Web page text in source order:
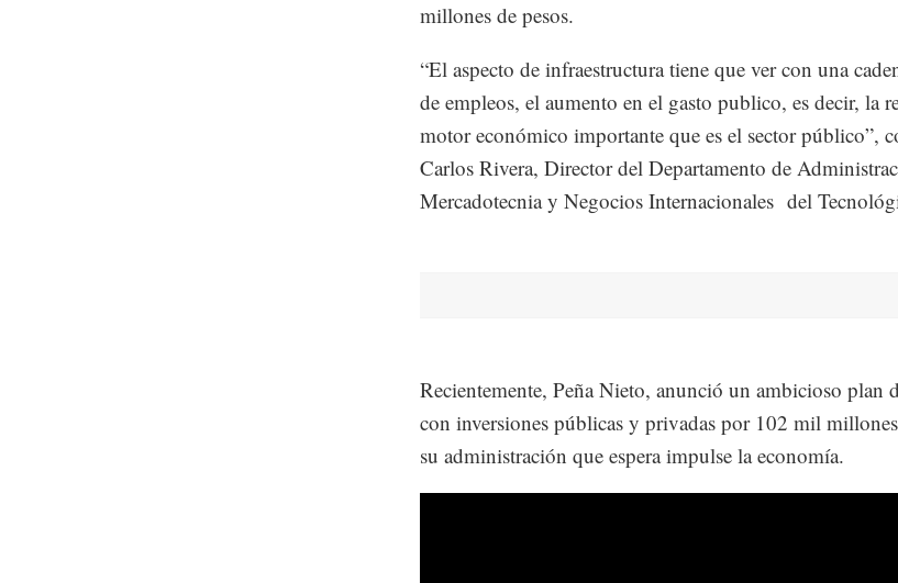
millones de pesos.
“El aspecto de infraestructura tiene que ver con una
de empleos, el aumento en el gasto publico, es decir, la
motor económico importante que es el sector público”,
Carlos Rivera, Director del Departamento de
Mercadotecnia y Negocios Internacionales del
Recientemente, Peña Nieto, anunció un ambicioso plan
con inversiones públicas y privadas por 102 mil
su administración que espera impulse la economía.